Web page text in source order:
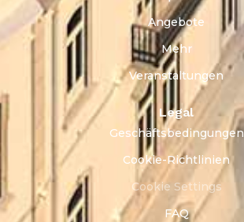
Angebote
Mehr
Veranstaltungen
Legal
Geschäftsbedingungen
Cookie-Richtlinien
Cookie Settings
FAQ